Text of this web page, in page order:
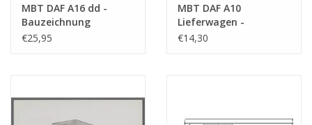
MBT DAF A16 dd -
Bauzeichnung
Maßstab 1 : 35
€25,95
MBT DAF A10
Lieferwagen -
Bauzeichnung
€14,30